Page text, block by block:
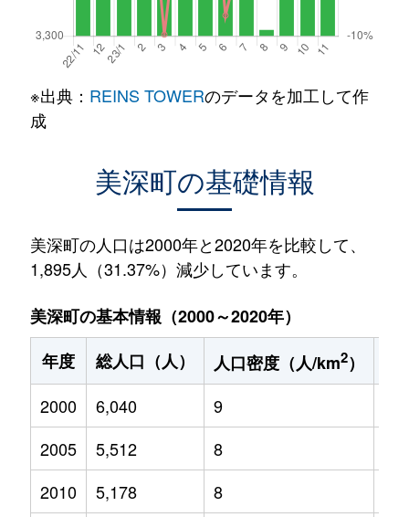
※出典： REINS TOWERのデータを加工して作
成
美深町の基礎情報
美深町の人口は2000年と2020年を比較して、
1,895人（31.37%）減少しています。
美深町の基本情報（2000～2020年）
年度
総人口（人） 人口密度（人/km2）
2000
6,040 9
2005
5,512 8
2010
5,178 8